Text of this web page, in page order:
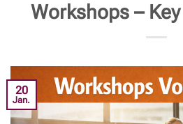
Workshops –
20
Jan.